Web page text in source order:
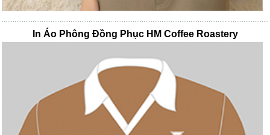
In Áo Phông Đồng Phục HM Coffee Roastery